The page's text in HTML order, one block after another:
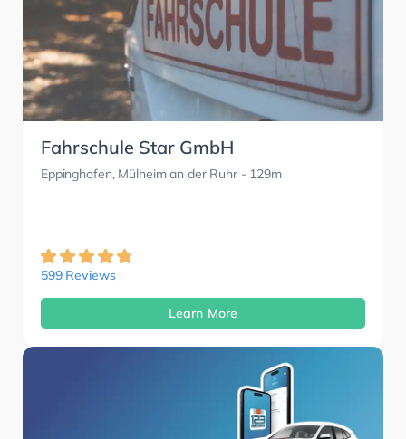
Fahrschule Star GmbH
Eppinghofen, Mülheim an der Ruhr- 129m
599 Reviews
Learn More